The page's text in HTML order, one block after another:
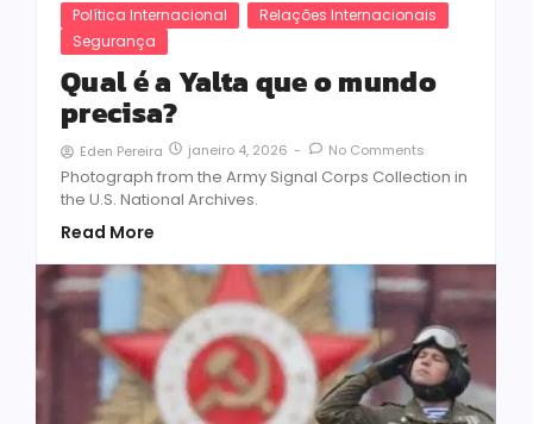
Política Internacional
Relações Internacionais
Segurança
Qual é a Yalta que o mundo
precisa?
Eden Pereira janeiro 4, 2026 - No Comments
Photograph from the Army Signal Corps Collection in
the U.S. National Archives.
Read More